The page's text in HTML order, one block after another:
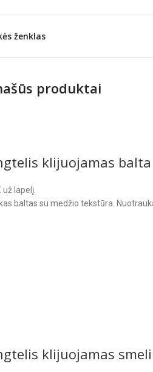
ženklas
produktai
klijuojamas
už lapelį.
baltas su medžio tekstūra.
klijuojamas